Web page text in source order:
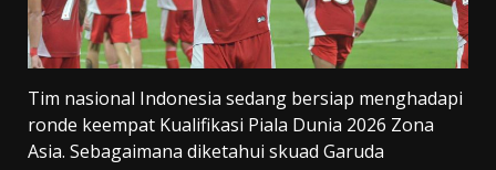
Tim nasional Indonesia sedang bersiap menghadapi
ronde keempat Kualifikasi Piala Dunia 2026 Zona
Asia. Sebagaimana diketahui skuad Garuda